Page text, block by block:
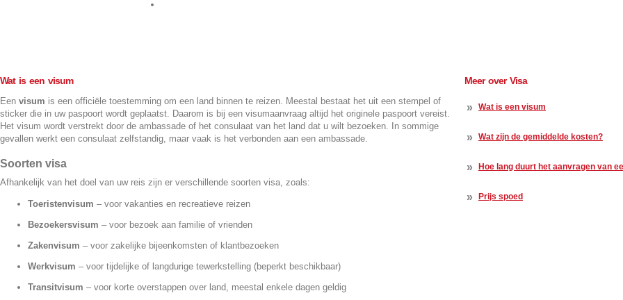
Wat is een visum
Een visum is een officiële toestemming om een land binnen te reizen. Meestal bestaat het uit een stempel of
sticker die in uw paspoort wordt geplaatst. Daarom is bij een visumaanvraag altijd het originele paspoort vereist.
Het visum wordt verstrekt door de ambassade of het consulaat van het land dat u wilt bezoeken. In sommige
gevallen werkt een consulaat zelfstandig, maar vaak is het verbonden aan een ambassade.
Soorten visa
Afhankelijk van het doel van uw reis zijn er verschillende soorten visa, zoals:
Toeristenvisum – voor vakanties en recreatieve reizen
Bezoekersvisum – voor bezoek aan familie of vrienden
Zakenvisum – voor zakelijke bijeenkomsten of klantbezoeken
Werkvisum – voor tijdelijke of langdurige tewerkstelling (beperkt beschikbaar)
Transitvisum – voor korte overstappen over land, meestal enkele dagen geldig
Meer over Visa
» Wat is een visum
» Wat zijn de gemiddelde kosten?
» Hoe lang duurt het aanvragen van
» Prijs spoed